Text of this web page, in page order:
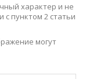
характер и не
с пунктом 2 статьи
могут